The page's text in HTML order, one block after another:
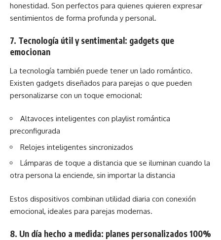
honestidad. Son perfectos para quienes quieren expresar
sentimientos de forma profunda y personal.
7. Tecnología útil y sentimental: gadgets que
emocionan
La tecnología también puede tener un lado romántico.
Existen gadgets diseñados para parejas o que pueden
personalizarse con un toque emocional:
Altavoces inteligentes con playlist romántica
preconfigurada
Relojes inteligentes sincronizados
Lámparas de toque a distancia que se iluminan cuando la
otra persona la enciende, sin importar la distancia
Estos dispositivos combinan utilidad diaria con conexión
emocional, ideales para parejas modernas.
8. Un día hecho a medida: planes personalizados 100%